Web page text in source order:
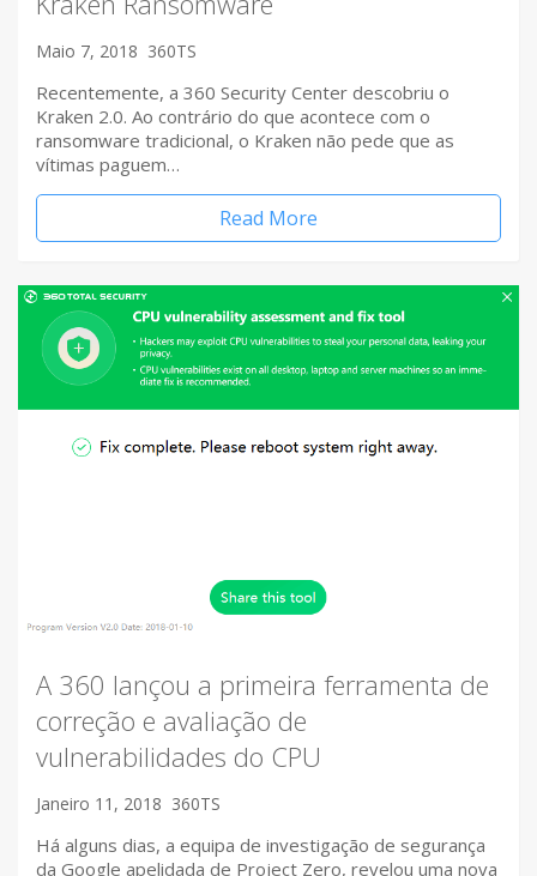
Maio 7, 2018 360TS
Recentemente, a 360 Security Center descobriu o
Kraken 2.0. Ao contrário do que acontece com o
ransomware tradicional, o Kraken não pede que as
vítimas paguem…
Read More
A 360 lançou a primeira ferramenta de
correção e avaliação de
vulnerabilidades do CPU
Janeiro 11, 2018 360TS
Há alguns dias, a equipa de investigação de segurança
da Google apelidada de Project Zero, revelou uma nova